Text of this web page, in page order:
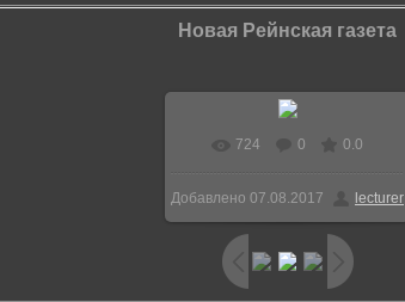
Новая Рейнская газета
В реальном размере
590x390/ 75.3Kb
724 0 0.0
Добавлено 07.08.2017 lecturer